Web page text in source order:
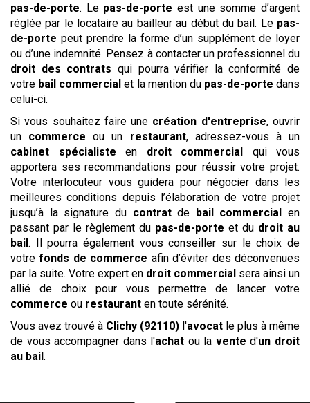
pas-de-porte. Le pas-de-porte est une somme d’argent
réglée par le locataire au bailleur au début du bail. Le pas-
de-porte peut prendre la forme d’un supplément de loyer
ou d’une indemnité. Pensez à contacter un professionnel du
droit des contrats qui pourra vérifier la conformité de
votre bail commercial et la mention du pas-de-porte dans
celui-ci.
Si vous souhaitez faire une création d'entreprise, ouvrir
un commerce ou un restaurant, adressez-vous à un
cabinet
spécialiste en droit commercial qui vous
apportera ses recommandations pour réussir votre projet.
Votre interlocuteur vous guidera pour négocier dans les
meilleures conditions depuis l’élaboration de votre projet
jusqu’à la signature du contratde bail commercial en
passant par le règlement du pas-de-porte et du droit au
bail. Il pourra également vous conseiller sur le choix de
votrefonds de commerce afin d’éviter des déconvenues
par la suite. Votre expert en droit commercial sera ainsi un
allié de choix pour vous permettre de lancer votre
commerce ou restaurant en toute sérénité.
Vous avez trouvé à Clichy (92110) l'avocat le plus à même
de vous accompagner dans l'achat ou la vented'un droit
au bail.